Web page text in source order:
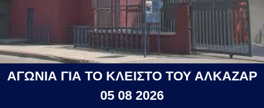
ΑΓΩΝΙΑ ΓΙΑ ΤΟ ΚΛΕΙΣΤΟ ΤΟΥ ΑΛΚΑΖΑΡ
05 08 2026